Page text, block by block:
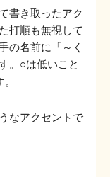
書き取ったアク
打順も無視して
の名前に「～く
○は低いこと
なアクセントで